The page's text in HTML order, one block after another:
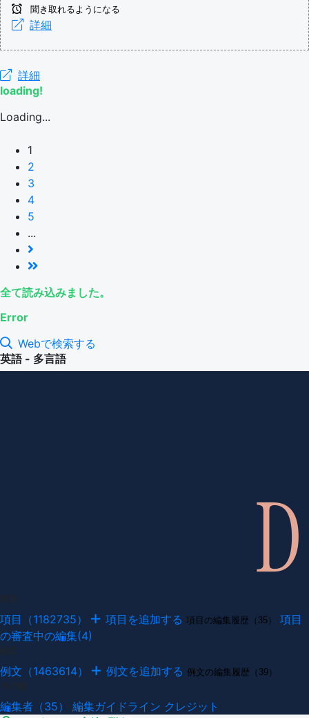
聞き取れるようになる
詳細
詳細
loading!
Loading...
1
2
3
4
5
...
全て読み込みました。
Error
Webで検索する
英語 - 多言語
項目（1182735） 項目を追加する 項目の編集履歴（35）
項目
の審査中の編集(4)
例文（1463614） 例文を追加する 例文の編集履歴（39）
編集者（35） 編集ガイドライン クレジット